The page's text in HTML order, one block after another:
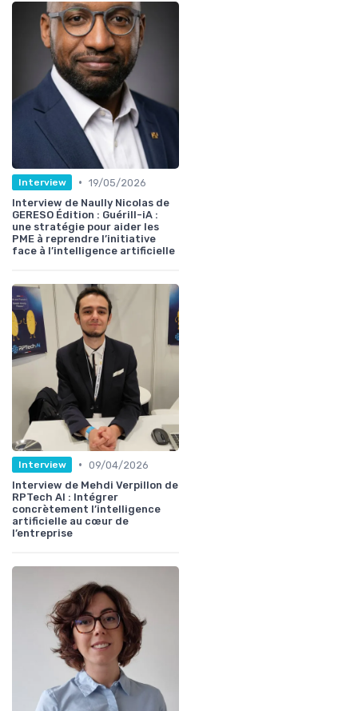
Interview • 19/05/2026
Interview de Naully Nicolas de
GERESO Édition : Guérill-iA :
une stratégie pour aider les
PME à reprendre l’initiative
face à l’intelligence artificielle
Interview • 09/04/2026
Interview de Mehdi Verpillon de
RPTech AI : Intégrer
concrètement l’intelligence
artificielle au cœur de
l’entreprise